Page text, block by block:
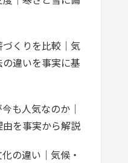
くりを比較｜気
違いを事実に基
も人気なのか｜
を事実から解説
の違い｜気候・